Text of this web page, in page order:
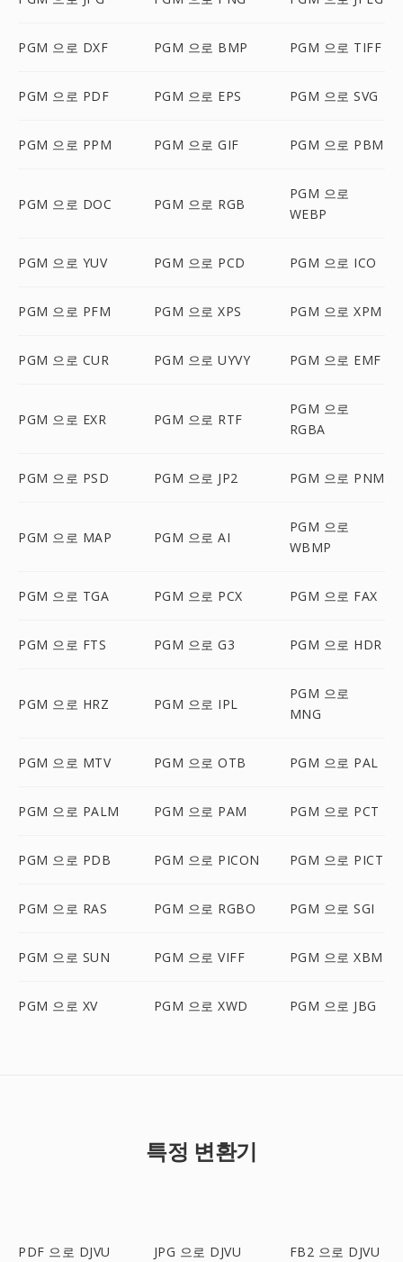
PGM 으로 DXF PGM 으로 BMP PGM 으로 TIFF
PGM 으로 PDF PGM 으로 EPS PGM 으로 SVG
PGM 으로 PPM PGM 으로 GIF PGM 으로 PBM
PGM 으로 DOC PGM 으로 RGB
PGM 으로
WEBP
PGM 으로 YUV PGM 으로 PCD PGM 으로 ICO
PGM 으로 PFM PGM 으로 XPS PGM 으로 XPM
PGM 으로 CUR PGM 으로 UYVY PGM 으로 EMF
PGM 으로 EXR PGM 으로 RTF
PGM 으로
RGBA
PGM 으로 PSD PGM 으로 JP2 PGM 으로 PNM
PGM 으로 MAP PGM 으로 AI
PGM 으로
WBMP
PGM 으로 TGA PGM 으로 PCX PGM 으로 FAX
PGM 으로 FTS PGM 으로 G3 PGM 으로 HDR
PGM 으로 HRZ PGM 으로 IPL
PGM 으로
MNG
PGM 으로 MTV PGM 으로 OTB PGM 으로 PAL
PGM 으로 PALM PGM 으로 PAM PGM 으로 PCT
PGM 으로 PDB PGM 으로 PICON PGM 으로 PICT
PGM 으로 RAS PGM 으로 RGBO PGM 으로 SGI
PGM 으로 SUN PGM 으로 VIFF PGM 으로 XBM
PGM 으로 XV PGM 으로 XWD PGM 으로 JBG
특정 변환기
PDF 으로 DJVU JPG 으로 DJVU FB2 으로 DJVU